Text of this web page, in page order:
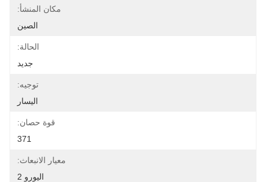
مكان المنشأ:
الصين
الحالة:
جديد
توجيه:
اليسار
قوة حصان:
371
معيار الانبعاث:
اليورو 2